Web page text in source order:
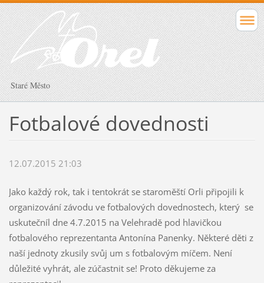
Staré Město
Fotbalové dovednosti
12.07.2015 21:03
Jako každý rok, tak i tentokrát se staroměští Orli připojili k
organizování závodu ve fotbalových dovednostech, který se
uskutečníl dne 4.7.2015 na Velehradě pod hlavičkou
fotbalového reprezentanta Antonína Panenky. Některé děti z
naší jednoty zkusily svůj um s fotbalovým míčem. Není
důležité vyhrát, ale zúčastnit se! Proto děkujeme za